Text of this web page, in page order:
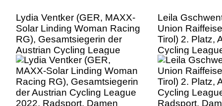
Lydia Ventker (GER, MAXX-
Solar Linding Woman Racing
RG), Gesamtsiegerin der
Austrian Cycling League
2022, Radsport, Damen
Radliga, Kufstein, Tirol,
Radliga Finale 2022
Leila
Union
Tirol) 2. Platz,
Cycling
Radsport,
Kufstein, Tirol,
2022